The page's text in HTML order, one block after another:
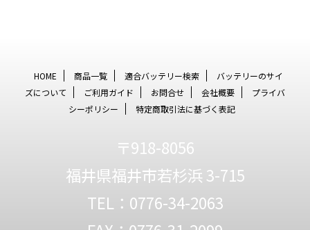
HOME 商品一覧 適合バッテリー検索
バッテリーのサイ
ズについて
ご利用ガイド お問合せ 会社概要
プライバ
シーポリシー
特定商取引法に基づく表記
〒918-8056
福井県福井市若杉浜 3-715
TEL：0776-34-2063